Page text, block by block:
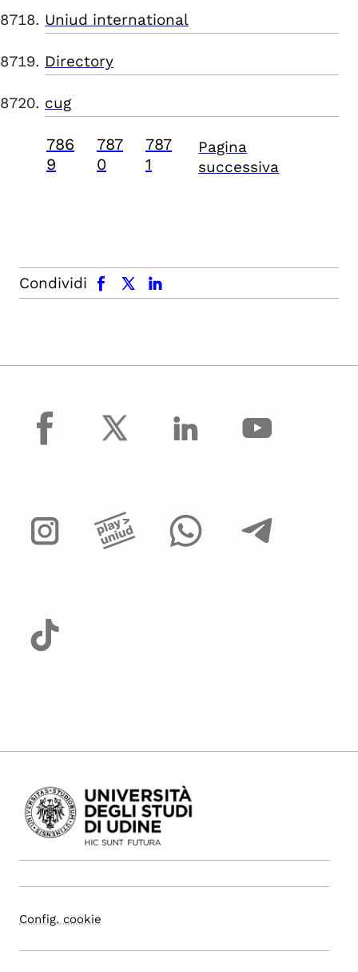
Uniud international
Directory
cug
786
9
787
0
787
1
Pagina
successiva
Condividi
facebook x.com linkedin
facebook
Config. cookie